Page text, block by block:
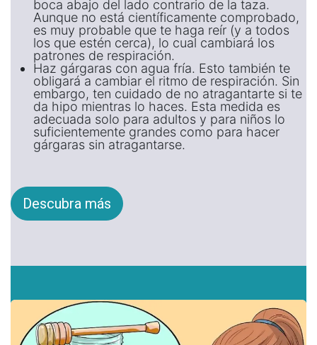
boca abajo del lado contrario de la taza.
Aunque no está científicamente comprobado,
es muy probable que te haga reír (y a todos
los que estén cerca), lo cual cambiará los
patrones de respiración.
Haz gárgaras con agua fría. Esto también te
obligará a cambiar el ritmo de respiración. Sin
embargo, ten cuidado de no atragantarte si te
da hipo mientras lo haces. Esta medida es
adecuada solo para adultos y para niños lo
suficientemente grandes como para hacer
gárgaras sin atragantarse.
Descubra más